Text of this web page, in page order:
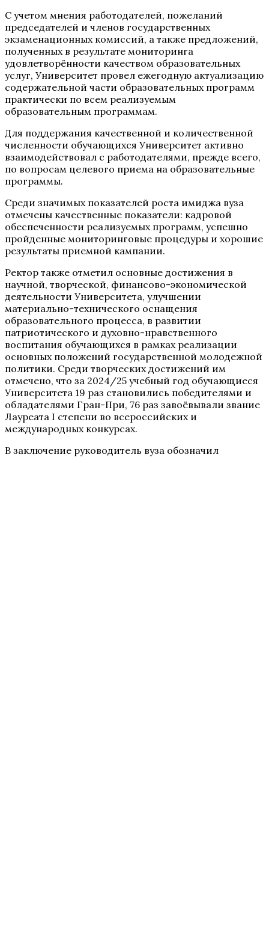
С учетом мнения работодателей, пожеланий
председателей и членов государственных
экзаменационных комиссий, а также предложений,
полученных в результате мониторинга
удовлетворённости качеством образовательных
услуг, Университет провел ежегодную актуализацию
содержательной части образовательных программ
практически по всем реализуемым
образовательным программам.
Для поддержания качественной и количественной
численности обучающихся Университет активно
взаимодействовал с работодателями, прежде всего,
по вопросам целевого приема на образовательные
программы.
Среди значимых показателей роста имиджа вуза
отмечены качественные показатели: кадровой
обеспеченности реализуемых программ, успешно
пройденные мониторинговые процедуры и хорошие
результаты приемной кампании.
Ректор также отметил основные достижения в
научной, творческой, финансово-экономической
деятельности Университета, улучшении
материально-технического оснащения
образовательного процесса, в развитии
патриотического и духовно-нравственного
воспитания обучающихся в рамках реализации
основных положений государственной молодежной
политики. Среди творческих достижений им
отмечено, что за 2024/25 учебный год обучающиеся
Университета 19 раз становились победителями и
обладателями Гран-При, 76 раз завоёвывали звание
Лауреата I степени во всероссийских и
международных конкурсах.
В заключение руководитель вуза обозначил